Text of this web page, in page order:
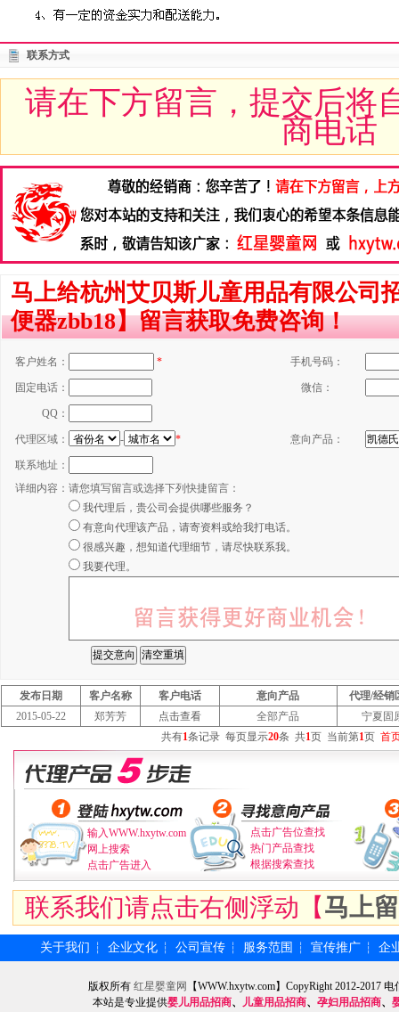
联系方式
请在下方留言，提交后将
商电话
马上给杭州艾贝斯儿童用品有限公司
便器zbb18】留言获取免费咨询！
客户姓名： * 手机号码：
固定电话： 微信：
QQ：
代理区域： - * 意向产品：
联系地址：
详细内容： 请您填写留言或选择下列快捷留言：
我代理后，贵公司会提供哪些服务？
有意向代理该产品，请寄资料或给我打电话。
很感兴趣，想知道代理细节，请尽快联系我。
我要代理。
发布日期 客户名称 客户电话 意向产品
代理/经销
2015-05-22
郑芳芳 点击查看 全部产品
宁夏固
共有1条记录 每页显示20条 共1页 当前第1页 首
输入WWW.hxytw.com
网上搜索
点击广告进入
点击广告位查找
热门产品查找
根据搜索查找
联系我们请点击右侧浮动【马上
关于我们 ┆ 企业文化 ┆ 公司宣传 ┆ 服务范围 ┆ 宣传推广 ┆ 企
版权所有 红星婴童网
【WWW.hxytw.com】CopyRight 2012-2017
本站是专业提供婴儿用品招商、 儿童用品招商、 孕妇用品招商、